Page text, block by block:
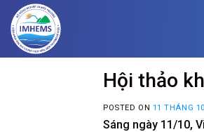
Skip
content
Hội thảo
POSTED ON 11 THÁNG
Sáng ngày 11/10,